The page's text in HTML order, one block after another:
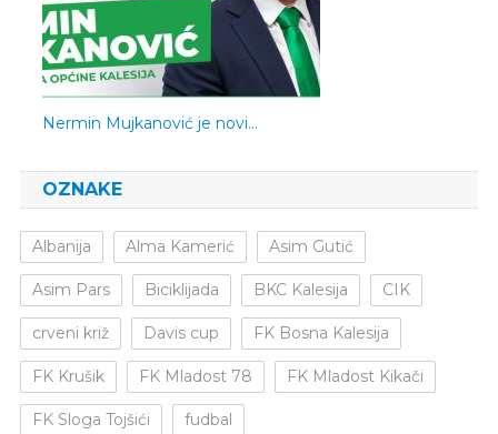
Nermin Mujkanović je novi…
OZNAKE
Albanija Alma Kamerić Asim Gutić
Asim Pars Biciklijada BKC Kalesija CIK
crveni križ Davis cup FK Bosna Kalesija
FK Krušik FK Mladost 78 FK Mladost Kikači
FK Sloga Tojšići fudbal